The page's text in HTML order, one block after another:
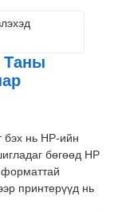
Таны
нь HP-ийн
бөгөөд HP
принтерүүд нь